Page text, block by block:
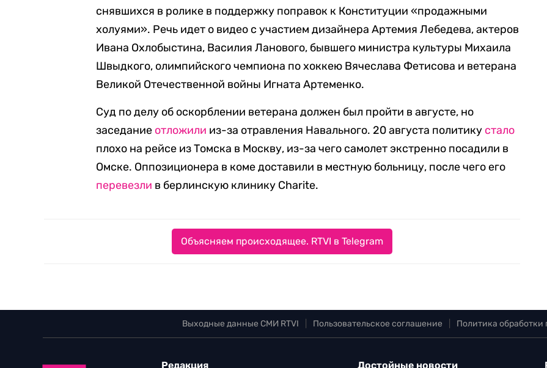
снявшихся в ролике в поддержку поправок к Конституции «продажными
холуями». Речь идет о видео с участием дизайнера Артемия Лебедева, актеров
Ивана Охлобыстина, Василия Ланового, бывшего министра культуры Михаила
Швыдкого, олимпийского чемпиона по хоккею Вячеслава Фетисова и ветерана
Великой Отечественной войны Игната Артеменко.
Суд по делу об оскорблении ветерана должен был пройти в августе, но
заседание отложили из-за отравления Навального. 20 августа политику стало
плохо на рейсе из Томска в Москву, из-за чего самолет экстренно посадили в
Омске. Оппозиционера в коме доставили в местную больницу, после чего его
перевезли в берлинскую клинику Charite.
Объясняем происходящее. RTVI в Telegram
Выходные данные СМИ RTVI Пользовательское соглашение Политика
Редакция Достойные новости